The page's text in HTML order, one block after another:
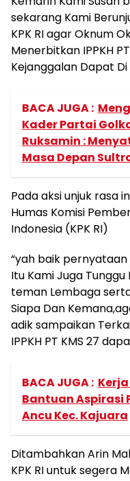
sekarang Kami
KPK RI agar Oknum
Menerbitkan IPPKH
Kejanggalan Dapat
BACA JUGA :
Kader Partai
Ruksamin :
Masa Depan
Pada aksi unjuk rasa
Humas Komisi
Indonesia (KPK RI)
“yah baik pernyataan
Itu Kami Juga
teman Lembaga
Siapa Dan
adik sampaikan
IPPKH PT KMS 27
BACA JUGA :
Bantuan Aspirasi
Ancu Kec. Kajuara
Ditambahkan Arin
KPK RI untuk segera